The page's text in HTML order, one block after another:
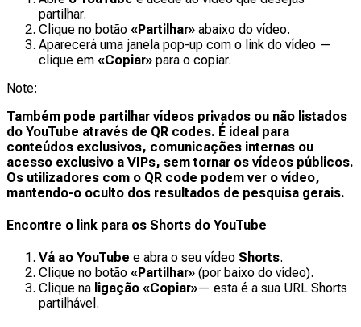
partilhar.
Clique no botão «Partilhar» abaixo do vídeo.
Aparecerá uma janela pop-up com o link do vídeo —
clique em «Copiar» para o copiar.
Note:
Também pode partilhar vídeos privados ou não listados
do YouTube através de QR codes. É ideal para
conteúdos exclusivos, comunicações internas ou
acesso exclusivo a VIPs, sem tornar os vídeos públicos.
Os utilizadores com o QR code podem ver o vídeo,
mantendo-o oculto dos resultados de pesquisa gerais.
Encontre o link para os Shorts do YouTube
Vá ao YouTube e abra o seu vídeo Shorts.
Clique no botão «Partilhar» (por baixo do vídeo).
Clique na ligação «Copiar»— esta é a sua URL Shorts
partilhável.